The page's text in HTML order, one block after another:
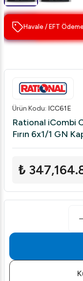
Havale / EFT
Ürün Kodu: ICC61E
Rational iCombi
Fırın 6x1/1 GN
₺